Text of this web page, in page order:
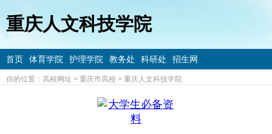
重庆人文科技学院
首页 体育学院 护理学院 教务处 科研处 招生网
你的位置： 高校网址 > 重庆市高校 > 重庆人文科技学院